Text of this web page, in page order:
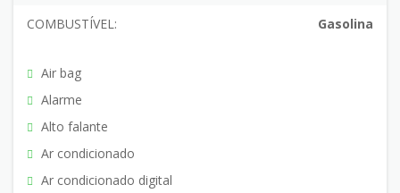
COMBUSTÍVEL: Gasolina
Air bag
Alarme
Alto falante
Ar condicionado
Ar condicionado digital